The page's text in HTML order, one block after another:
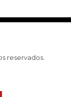
reservados.